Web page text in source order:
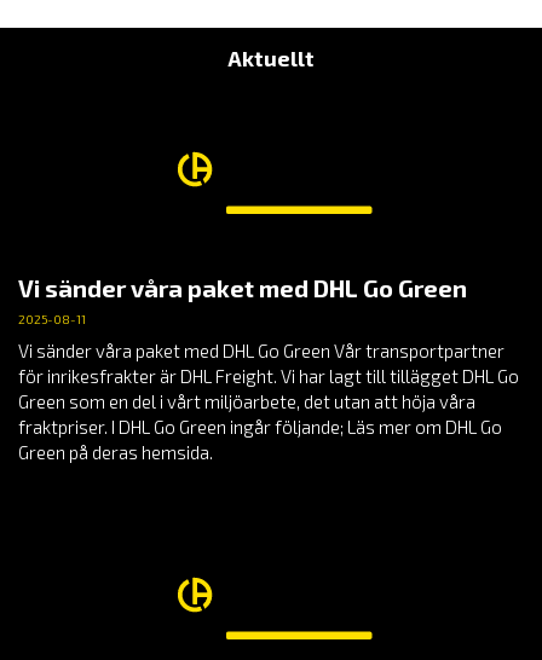
Aktuellt
Vi sänder våra paket med DHL Go Green
2025-08-11
Vi sänder våra paket med DHL Go Green Vår transportpartner
för inrikesfrakter är DHL Freight. Vi har lagt till tillägget DHL Go
Green som en del i vårt miljöarbete, det utan att höja våra
fraktpriser. I DHL Go Green ingår följande; Läs mer om DHL Go
Green på deras hemsida.